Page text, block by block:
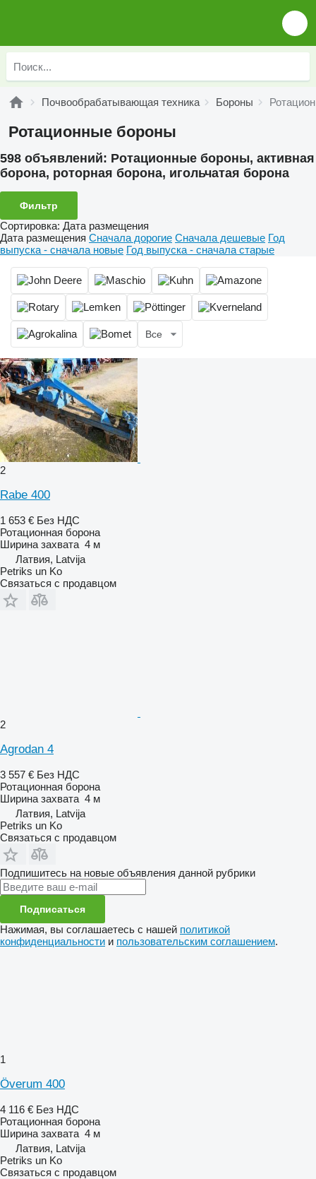
Почвообрабатывающая техника Бороны
Ротационные бороны
598 объявлений: Ротационные бороны, активная
борона, роторная борона, игольчатая борона
Фильтр
Сортировка: Дата размещения
Дата размещения Сначала дорогие Сначала дешевые Год
выпуска - сначала новые Год выпуска - сначала старые
Все
2
Rabe 400
1 653 € Без НДС
Ротационная борона
Ширина захвата 4 м
Латвия, Latvija
Petriks un Ko
Связаться с продавцом
2
Agrodan 4
3 557 € Без НДС
Ротационная борона
Ширина захвата 4 м
Латвия, Latvija
Petriks un Ko
Связаться с продавцом
Подпишитесь на новые объявления данной рубрики
Подписаться
Нажимая, вы соглашаетесь с нашей политикой
конфиденциальности и пользовательским соглашением.
1
Överum 400
4 116 € Без НДС
Ротационная борона
Ширина захвата 4 м
Латвия, Latvija
Petriks un Ko
Связаться с продавцом